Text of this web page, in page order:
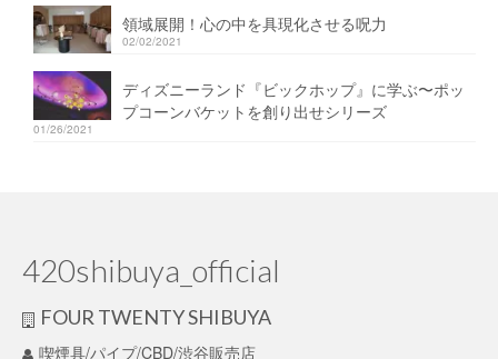
領域展開！心の中を具現化させる呪力
02/02/2021
ディズニーランド『ビックホップ』に学ぶ〜ポッ
プコーンバケットを創り出せシリーズ
01/26/2021
420shibuya_official
FOUR TWENTY SHIBUYA
喫煙具/パイプ/CBD/渋谷販売店